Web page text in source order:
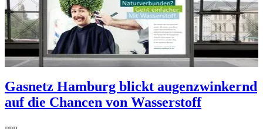
Gasnetz Hamburg blickt augenzwinkernd
auf die Chancen von Wasserstoff